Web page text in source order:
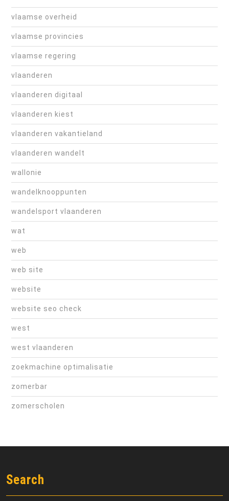
vlaamse overheid
vlaamse provincies
vlaamse regering
vlaanderen
vlaanderen digitaal
vlaanderen kiest
vlaanderen vakantieland
vlaanderen wandelt
wallonie
wandelknooppunten
wandelsport vlaanderen
wat
web
web site
website
website seo check
west
west vlaanderen
zoekmachine optimalisatie
zomerbar
zomerscholen
Search